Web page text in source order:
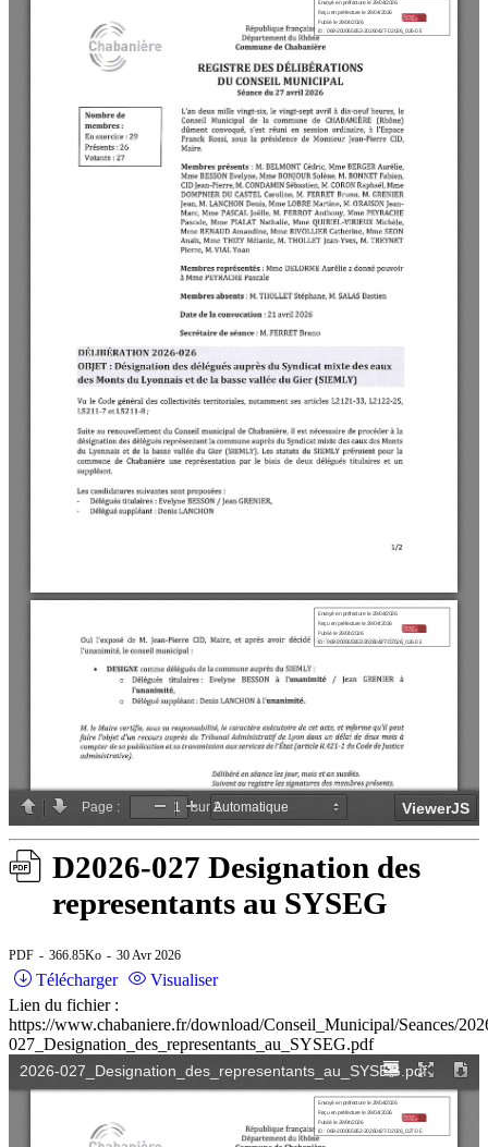
D2026-027 Designation des
representants au SYSEG
PDF 366.85Ko 30 Avr 2026
Télécharger
Visualiser
Lien du fichier :
https://www.chabaniere.fr/download/Conseil_Municipal/Seances/
027_Designation_des_representants_au_SYSEG.pdf